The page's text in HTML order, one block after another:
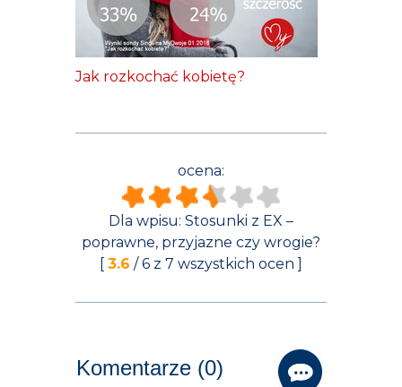
Jak rozkochać kobietę?
ocena:
Dla wpisu: Stosunki z EX –
poprawne, przyjazne czy wrogie?
[ 3.6 /6 z 7 wszystkich ocen ]
Komentarze (0)